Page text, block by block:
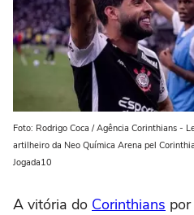
Foto: Rodrigo Coca / Agência Corinthians -
artilheiro da Neo Química Arena pel
Jogada10
A vitória do Corinthians